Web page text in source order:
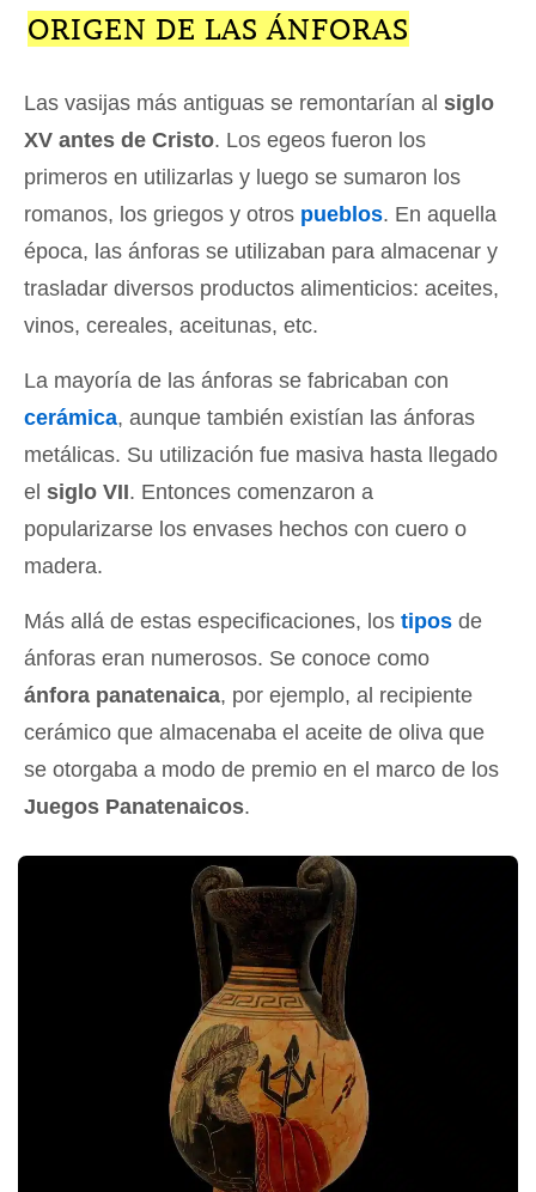
ORIGEN DE LAS ÁNFORAS
Las vasijas más antiguas se remontarían al siglo
XV antes de Cristo. Los egeos fueron los
primeros en utilizarlas y luego se sumaron los
romanos, los griegos y otros pueblos. En aquella
época, las ánforas se utilizaban para almacenar y
trasladar diversos productos alimenticios: aceites,
vinos, cereales, aceitunas, etc.
La mayoría de las ánforas se fabricaban con
cerámica, aunque también existían las ánforas
metálicas. Su utilización fue masiva hasta llegado
el siglo VII. Entonces comenzaron a
popularizarse los envases hechos con cuero o
madera.
Más allá de estas especificaciones, los tipos de
ánforas eran numerosos. Se conoce como
ánfora panatenaica, por ejemplo, al recipiente
cerámico que almacenaba el aceite de oliva que
se otorgaba a modo de premio en el marco de los
Juegos Panatenaicos.